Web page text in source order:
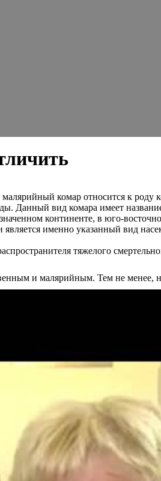
комар относится к
Данный вид комара имеет
континенте, в юго-
является именно указанный вид
тяжелого
и малярийным. Тем не менее,